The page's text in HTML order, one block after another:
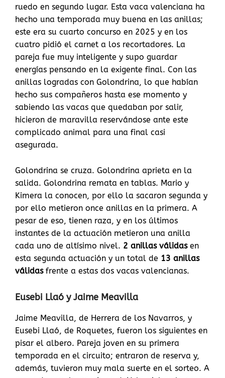
ruedo en segundo lugar. Esta vaca valenciana ha
hecho una temporada muy buena en las anillas;
este era su cuarto concurso en 2025 y en los
cuatro pidió el carnet a los recortadores. La
pareja fue muy inteligente y supo guardar
energías pensando en la exigente final. Con las
anillas logradas con Golondrina, lo que habían
hecho sus compañeros hasta ese momento y
sabiendo las vacas que quedaban por salir,
hicieron de maravilla reservándose ante este
complicado animal para una final casi
asegurada.
Golondrina se cruza. Golondrina aprieta en la
salida. Golondrina remata en tablas. Mario y
Kimera la conocen, por ello la sacaron segunda y
por ello metieron once anillas en la primera. A
pesar de eso, tienen raza, y en los últimos
instantes de la actuación metieron una anilla
cada uno de altísimo nivel. 2 anillas válidas en
esta segunda actuación y un total de 13 anillas
válidas frente a estas dos vacas valencianas.
Eusebi Llaó y Jaime Meavilla
Jaime Meavilla, de Herrera de los Navarros, y
Eusebi Llaó, de Roquetes, fueron los siguientes en
pisar el albero. Pareja joven en su primera
temporada en el circuito; entraron de reserva y,
además, tuvieron muy mala suerte en el sorteo. A